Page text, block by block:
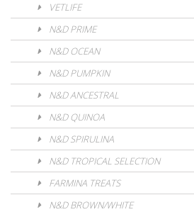
VETLIFE
N&D PRIME
N&D OCEAN
N&D PUMPKIN
N&D ANCESTRAL
N&D QUINOA
N&D SPIRULINA
N&D TROPICAL SELECTION
FARMINA TREATS
N&D BROWN/WHITE